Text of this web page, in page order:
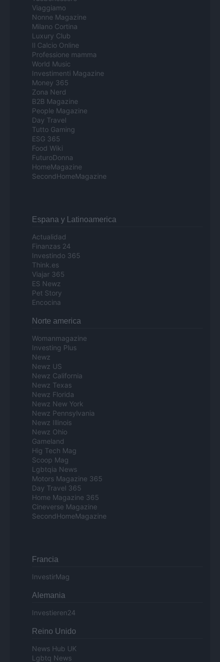
Viaggiamo
Nonne Magazine
Milano Cortina
Luxury Club
Il Calcio Online
Professione mamma
World Music
Investimenti Magazine
Money 365
Zona Nerd
B2B Magazine
People Magazine
Day Travel
Tutto Gaming
ESG 365
Food Wiki
FuturoDonna
HomeMagazine
SecondHomeMagazine
Espana y Latinoamerica
Actualidad
Finanzas 24
Investindo 365
Think.es
Viajar 365
ES Newz
Pet Story
Encocina
Norte america
Womanmagazine
Investing Plus
Newz
Newz US
Newz California
Newz Texas
Newz Florida
Newz New York
Newz Pennsylvania
Newz Illinois
Newz Ohio
Gameland
Hig Tech Mag
Scoop Mag
Lgbtqia News
Motors Magazine 365
Day Travel 365
Home Magazine 365
Cineverse Magazine
SecondHomeMagazine
Francia
InvestirMag
Alemania
Investieren24
Reino Unido
News Hub UK
Lgbtq News